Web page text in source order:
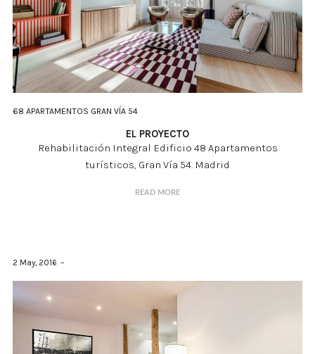
68 APARTAMENTOS GRAN VÍA 54
EL PROYECTO
Rehabilitación Integral Edificio 48 Apartamentos
turísticos, Gran Vía 54. Madrid
READ MORE
2 May, 2016